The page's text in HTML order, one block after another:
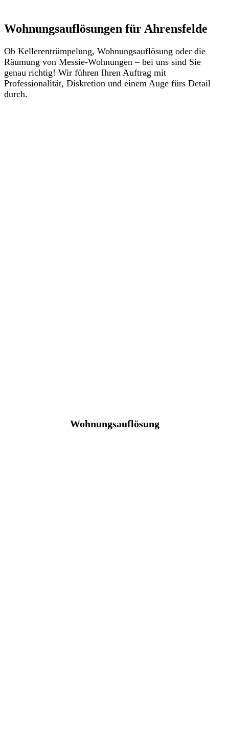
Wohnungsauflösungen für Ahrensfelde
Ob Kellerentrümpelung, Wohnungsauflösung oder die
Räumung von Messie-Wohnungen – bei uns sind Sie
genau richtig! Wir führen Ihren Auftrag mit
Professionalität, Diskretion und einem Auge fürs Detail
durch.
Wohnungsauflösung